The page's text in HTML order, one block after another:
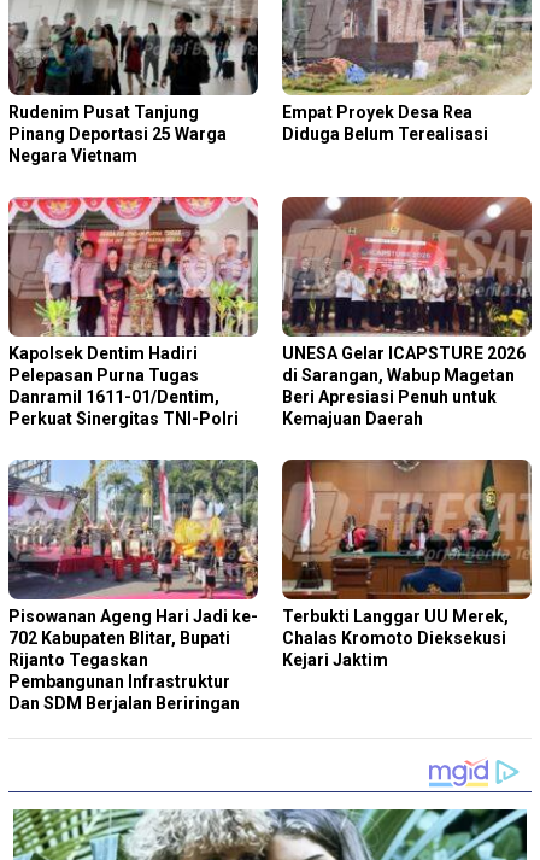
Rudenim Pusat Tanjung
Pinang Deportasi 25 Warga
Negara Vietnam
Empat Proyek Desa Rea
Diduga Belum Terealisasi
Kapolsek Dentim Hadiri
Pelepasan Purna Tugas
Danramil 1611-01/Dentim,
Perkuat Sinergitas TNI-Polri
‎UNESA Gelar ICAPSTURE 2026
di Sarangan, Wabup Magetan
Beri Apresiasi Penuh untuk
Kemajuan Daerah
Pisowanan Ageng Hari Jadi ke-
702 Kabupaten Blitar, Bupati
Rijanto Tegaskan
Pembangunan Infrastruktur
Dan SDM Berjalan Beriringan
Terbukti Langgar UU Merek,
Chalas Kromoto Dieksekusi
Kejari Jaktim